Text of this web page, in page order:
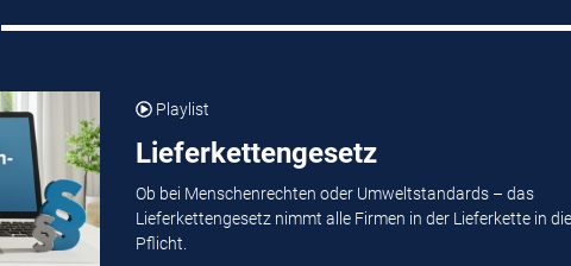
Playlist
Lieferkettengesetz
Ob bei Menschenrechten oder Umweltstandards – das
Lieferkettengesetz nimmt alle Firmen in der Lieferkette in die
Pflicht.